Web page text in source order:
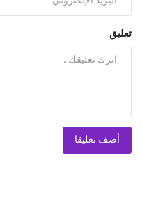
تعليق
أضف تعليقا